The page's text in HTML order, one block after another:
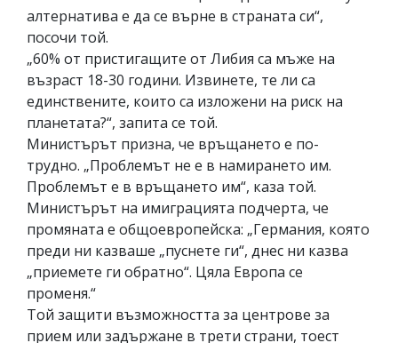
алтернатива е да се върне в страната си“,
посочи той.
„60% от пристигащите от Либия са мъже на
възраст 18-30 години. Извинете, те ли са
единствените, които са изложени на риск на
планетата?“, запита се той.
Министърът призна, че връщането е по-
трудно. „Проблемът не е в намирането им.
Проблемът е в връщането им“, каза той.
Министърът на имиграцията подчерта, че
промяната е общоевропейска: „Германия, която
преди ни казваше „пуснете ги“, днес ни казва
„приемете ги обратно“. Цяла Европа се
променя.“
Той защити възможността за центрове за
прием или задържане в трети страни, тоест